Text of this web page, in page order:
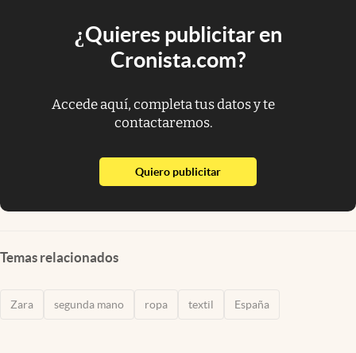
¿Quieres publicitar en
Cronista.com?
Accede aquí, completa tus datos y te
contactaremos.
Quiero publicitarabre en nueva pestaña
Temas relacionados
Zara segunda mano ropa textil España